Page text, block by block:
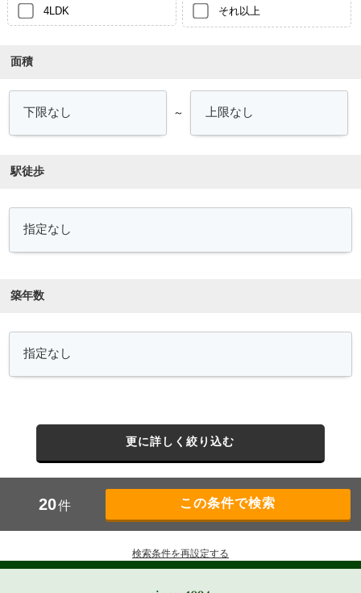
4LDK それ以上
面積
～
駅徒歩
築年数
更に詳しく絞り込む
20件
検索条件を再設定する